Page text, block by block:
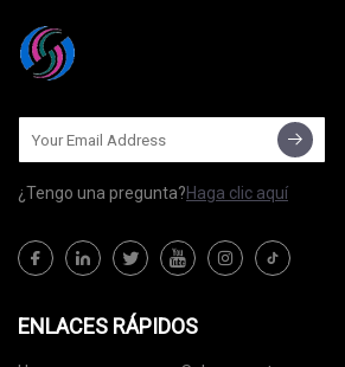
¿Tengo una pregunta?Haga clic aquí
ENLACES RÁPIDOS